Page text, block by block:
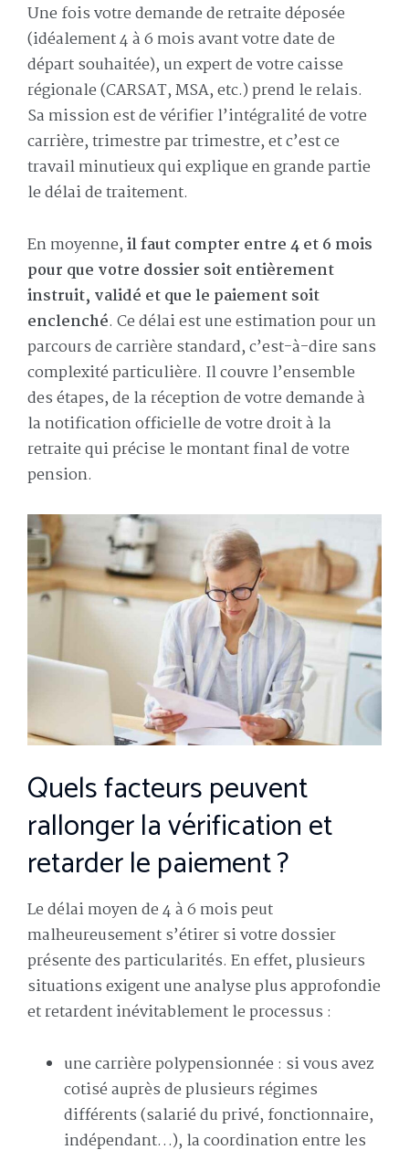
Une fois votre demande de retraite déposée
(idéalement 4 à 6 mois avant votre date de
départ souhaitée), un expert de votre caisse
régionale (CARSAT, MSA, etc.) prend le relais.
Sa mission est de vérifier l’intégralité de votre
carrière, trimestre par trimestre, et c’est ce
travail minutieux qui explique en grande partie
le délai de traitement.
En moyenne,il faut compter entre 4 et 6 mois
pour que votre dossier soit entièrement
instruit, validé et que le paiement soit
enclenché. Ce délai est une estimation pour un
parcours de carrière standard, c’est-à-dire sans
complexité particulière. Il couvre l’ensemble
des étapes, de la réception de votre demande à
la notification officielle de votre droit à la
retraite qui précise le montant final de votre
pension.
Quels facteurs peuvent
rallonger la vérification et
retarder le paiement ?
Le délai moyen de 4 à 6 mois peut
malheureusement s’étirer si votre dossier
présente des particularités. En effet, plusieurs
situations exigent une analyse plus approfondie
et retardent inévitablement le processus :
une carrière polypensionnée : si vous avez
cotisé auprès de plusieurs régimes
différents (salarié du privé, fonctionnaire,
indépendant…), la coordination entre les